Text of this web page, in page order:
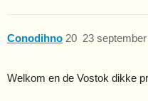
Conodihno 23
20
Welkom en de Vostok dikke